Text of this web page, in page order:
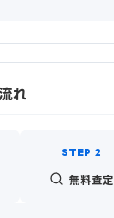
れ
無料査定